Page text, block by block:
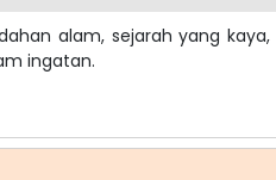
alam, sejarah yang
ingatan.